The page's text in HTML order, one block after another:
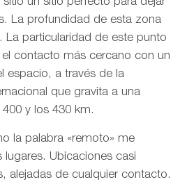
un sitio perfecto para dejar
La profundidad de esta zona
La particularidad de este punto
contacto más cercano con un
espacio, a través de la
que gravita a una
y los 430 km.
la palabra «remoto» me
Ubicaciones casi
alejadas de cualquier contacto.